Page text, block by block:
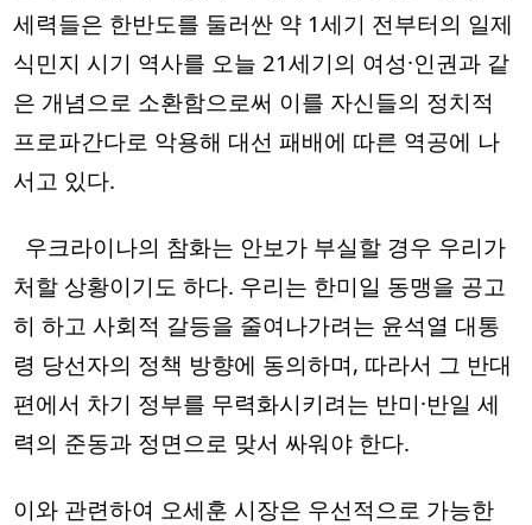
세력들은 한반도를 둘러싼 약 1세기 전부터의 일제
식민지 시기 역사를 오늘 21세기의 여성·인권과 같
은 개념으로 소환함으로써 이를 자신들의 정치적
프로파간다로 악용해 대선 패배에 따른 역공에 나
서고 있다.
처할 상황이기도 하다. 우리는 한미일 동맹을 공고
히 하고 사회적 갈등을 줄여나가려는 윤석열 대통
령 당선자의 정책 방향에 동의하며, 따라서 그 반대
편에서 차기 정부를 무력화시키려는 반미·반일 세
력의 준동과 정면으로 맞서 싸워야 한다.
이와 관련하여 오세훈 시장은 우선적으로 가능한